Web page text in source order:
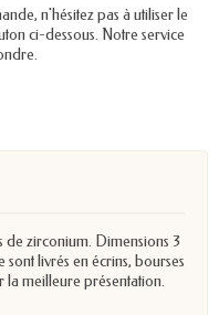
n'hésitez pas à utiliser le
ci-dessous. Notre service
de zirconium. Dimensions 3
livrés en écrins, bourses
la meilleure présentation.